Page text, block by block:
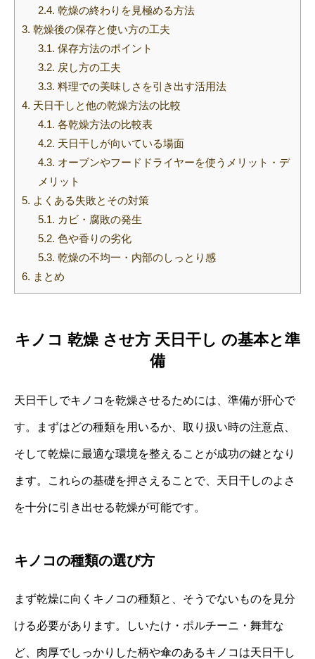
2.4. 乾燥の終わりを見極める方法
3. 乾燥後の保存と使い方の工夫
3.1. 保存方法のポイント
3.2. 戻し方の工夫
3.3. 料理での美味しさを引き出す活用法
4. 天日干しと他の乾燥方法の比較
4.1. 各乾燥方法の比較表
4.2. 天日干しが向いている場面
4.3. オーブンやフードドライヤーを使うメリット・デ
メリット
5. よくある失敗とその対策
5.1. カビ・腐敗の発生
5.2. 色や香りの劣化
5.3. 乾燥の不均一・内部のしっとり感
6. まとめ
キノコ 乾燥 させ方 天日干し の基本と準
備
天日干しでキノコを乾燥させるためには、準備が肝心で
す。まずはどの種類を用いるか、取り扱い時の注意点、
そして乾燥に最適な環境を整えることが成功の鍵となり
ます。これらの基礎を押さえることで、天日干しのよさ
を十分に引き出せる乾燥が可能です。
キノコの種類の選び方
まず乾燥に向くキノコの種類と、そうでないものを見分
ける必要があります。しいたけ・ポルチーニ・舞茸な
ど、肉厚でしっかりした柄や傘のあるキノコは天日干し